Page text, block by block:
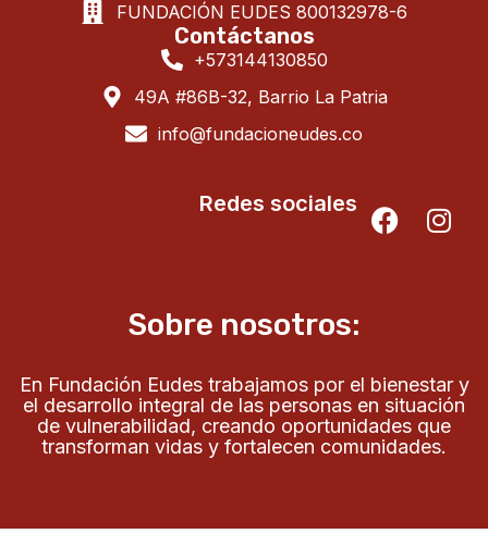
FUNDACIÓN EUDES 800132978-6
Contáctanos
+573144130850
49A #86B-32, Barrio La Patria
info@fundacioneudes.co
Redes sociales
Sobre nosotros:
En Fundación Eudes trabajamos por el bienestar y
el desarrollo integral de las personas en situación
de vulnerabilidad, creando oportunidades que
transforman vidas y fortalecen comunidades.